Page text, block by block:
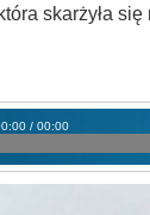
skarżyła
/ 00:00